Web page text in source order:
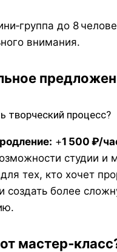
до 8
внимания.
творческий процесс?
+1 500 ₽/
студии и
тех, кто хочет
создать более